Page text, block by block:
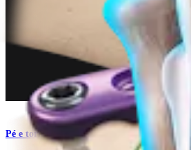
Pé e tornozelo